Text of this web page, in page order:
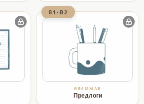
B1-B2
GRAMMAR
Предлоги